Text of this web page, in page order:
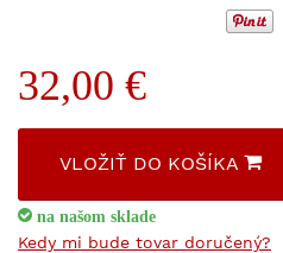
32,00 €
VLOŽIŤ DO KOŠÍKA
na našom sklade
Kedy mi bude tovar doručený?